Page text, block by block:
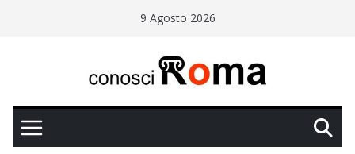
9 Agosto 2026